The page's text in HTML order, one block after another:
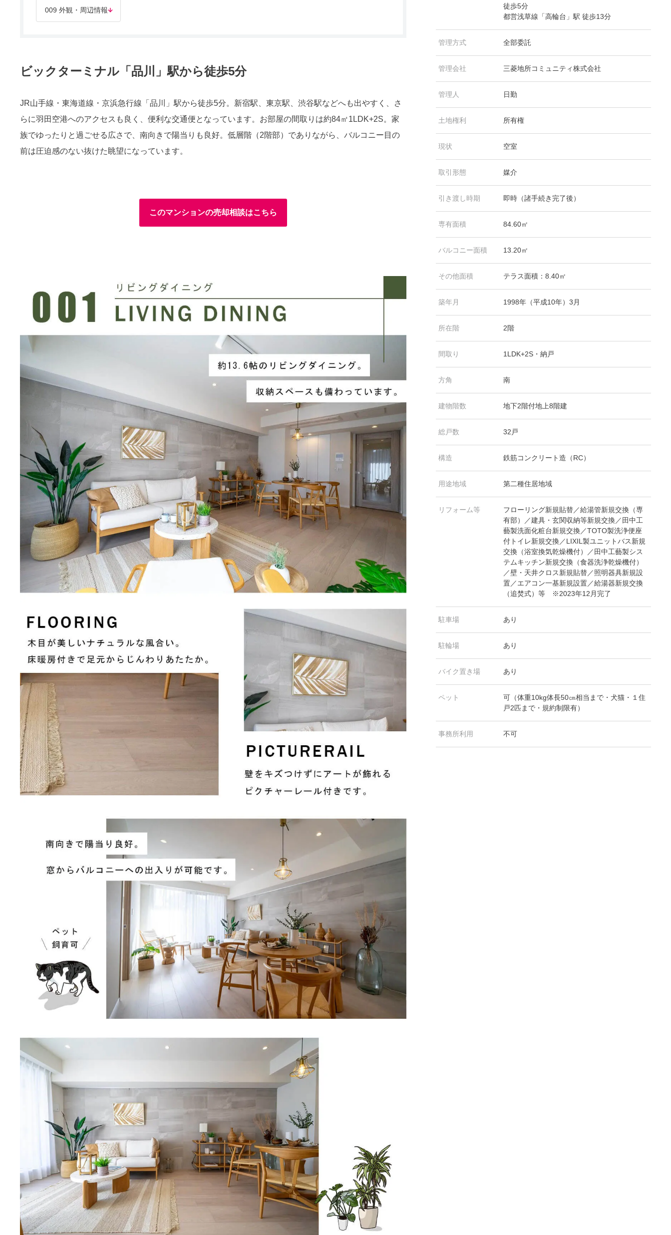
009 外観・周辺情報
ビックターミナル「品川」駅から徒歩5分
JR山手線・東海道線・京浜急行線「品川」駅から徒歩5分。新宿駅、東京駅、渋谷駅などへも出やすく、さ
らに羽田空港へのアクセスも良く、便利な交通便となっています。お部屋の間取りは約84㎡1LDK+2S。家
族でゆったりと過ごせる広さで、南向きで陽当りも良好。低層階（2階部）でありながら、バルコニー目の
前は圧迫感のない抜けた眺望になっています。
このマンションの売却相談はこちら
徒歩5分
都営浅草線「高輪台」駅 徒歩13分
管理方式 全部委託
管理会社 三菱地所コミュニティ株式会社
管理人 日勤
土地権利 所有権
現状 空室
取引形態 媒介
引き渡し時期 即時（諸手続き完了後）
専有面積 84.60㎡
バルコニー面積 13.20㎡
その他面積 テラス面積：8.40㎡
築年月 1998年（平成10年）3月
所在階 2階
間取り 1LDK+2S・納戸
方角 南
建物階数 地下2階付地上8階建
総戸数 32戸
構造 鉄筋コンクリート造（RC）
用途地域 第二種住居地域
リフォーム等
フローリング新規貼替／給湯管新規交換（専
有部）／建具・玄関収納等新規交換／田中工
藝製洗面化粧台新規交換／TOTO製洗浄便座
付トイレ新規交換／LIXIL製ユニットバス新規
交換（浴室換気乾燥機付）／田中工藝製シス
テムキッチン新規交換（食器洗浄乾燥機付）
／壁・天井クロス新規貼替／照明器具新規設
置／エアコン一基新規設置／給湯器新規交換
（追焚式）等 ※2023年12月完了
駐車場 あり
駐輪場 あり
バイク置き場 あり
ペット
可（体重10kg体長50㎝相当まで・犬猫・１住
戸2匹まで・規約制限有）
事務所利用 不可